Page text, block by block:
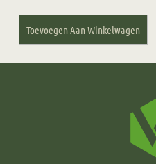
Toevoegen Aan Winkelwagen